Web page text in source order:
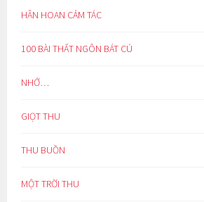
HÂN HOAN CẢM TÁC
100 BÀI THẤT NGÔN BÁT CÚ
NHỚ…
GIỌT THU
THU BUỒN
MỘT TRỜI THU